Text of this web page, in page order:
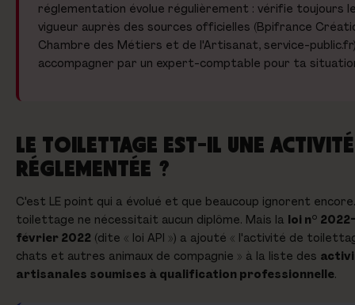
réglementation évolue régulièrement : vérifie toujours
vigueur auprès des sources officielles (Bpifrance
Chambre des Métiers et de l'Artisanat, service-
accompagner par un expert-comptable pour ta
LE TOILETTAGE EST-IL UNE ACTIVITÉ
RÉGLEMENTÉE ?
C'est LE point qui a évolué et que beaucoup ignorent
toilettage ne nécessitait aucun diplôme. Mais la loi n°
février 2022 (dite « loi API ») a ajouté « l'activité de
chats et autres animaux de compagnie » à la liste des
artisanales soumises à qualification professionnelle.